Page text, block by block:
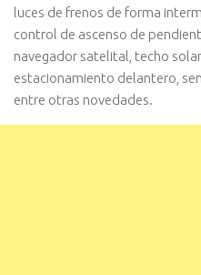
luces de frenos de forma
control de ascenso de
navegador satelital, techo
estacionamiento delantero,
entre otras novedades.